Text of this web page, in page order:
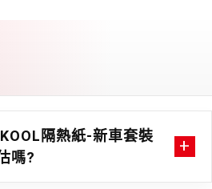
隔熱紙-新車套裝
嗎?